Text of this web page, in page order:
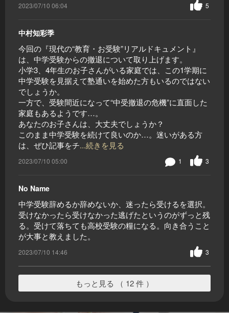
2023/07/10 06:04 5
中村知彩季
今回の『現代の“教育・お受験”リアルドキュメント』
は、中学受験からの撤退について取り上げます。
小学3、4年生のお子さんがいる家庭では、この1学期に
中学受験を見据えて塾通いを始めた方もいるのではない
でしょうか。
一方で、受験間近になって“中受撤退の危機”に直面した
家庭もあるようです…。
あなたのお子さんは、大丈夫でしょうか？
このまま中学受験を続けて良いのか…。迷いがある方
は、ぜひ記事をチ...続きを見る
2023/07/10 05:00 3
1
No Name
中学受験辞めるか辞めないか、迷ったら受けるを選択。
受けなかったら受けなかった逃げたというのがずっと残
る。受けて落ちても高校受験の糧になる。向き合うこと
が大事と教えました。
2023/07/10 14:46 3
もっと見る （ 12 件 ）